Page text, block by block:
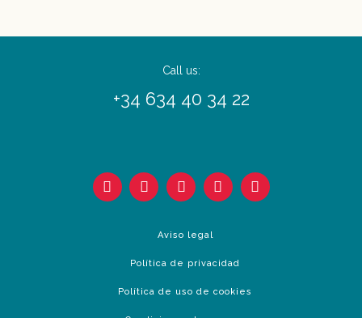
Call us:
+34 634 40 34 22
Aviso legal
Política de privacidad
Política de uso de cookies